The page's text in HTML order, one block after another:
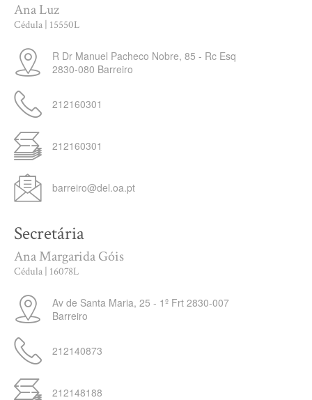
Ana Luz
Cédula | 15550L
R Dr Manuel Pacheco Nobre, 85 - Rc Esq
2830-080 Barreiro
212160301
212160301
barreiro@del.oa.pt
Secretária
Ana Margarida Góis
Cédula | 16078L
Av de Santa Maria, 25 - 1º Frt 2830-007
Barreiro
212140873
212148188